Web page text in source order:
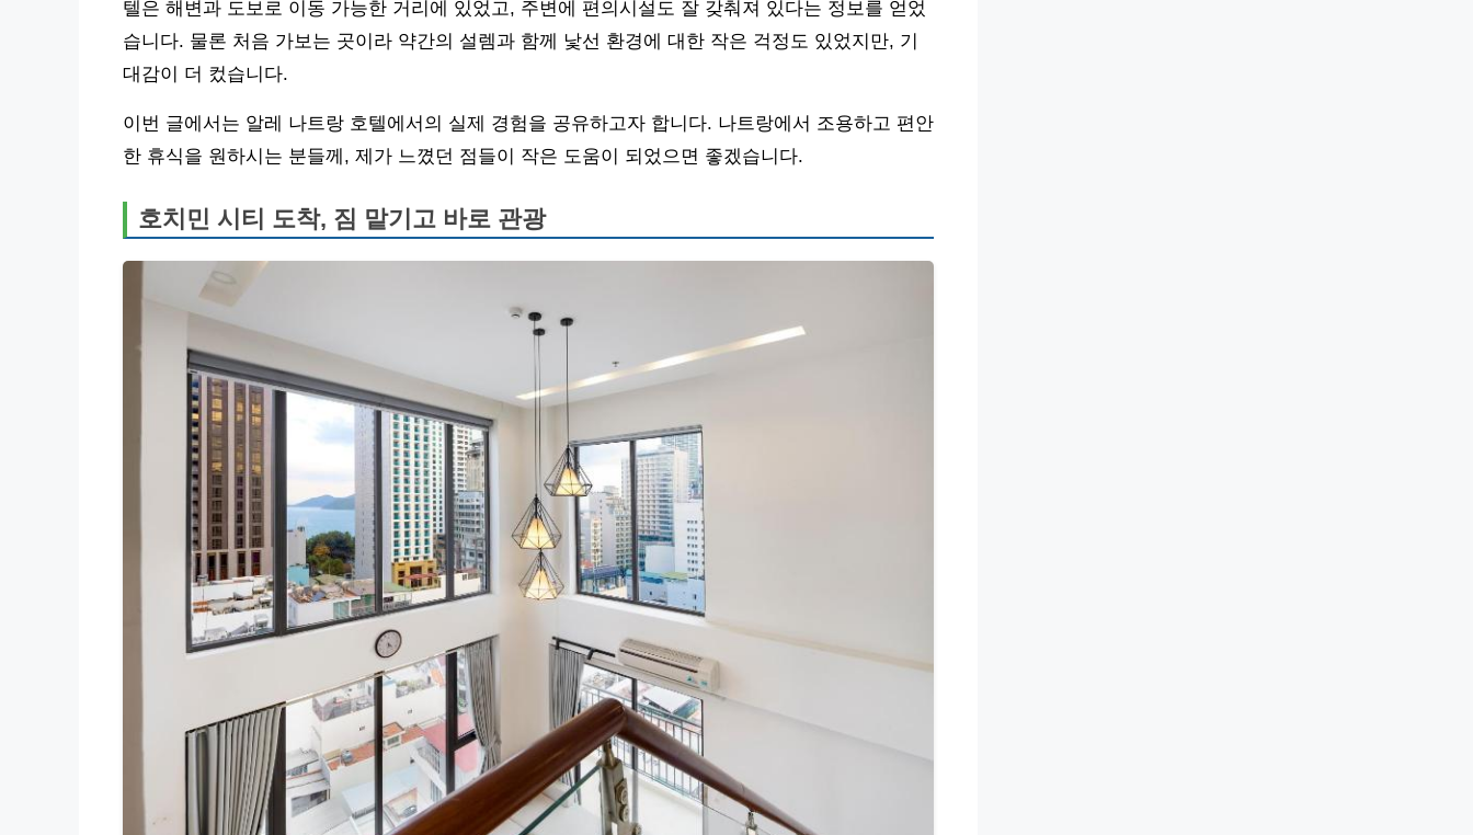
텔은 해변과 도보로 이동 가능한 거리에 있었고, 주변에 편의시설도 잘 갖춰져 있다는 정보를 얻었
습니다. 물론 처음 가보는 곳이라 약간의 설렘과 함께 낯선 환경에 대한 작은 걱정도 있었지만, 기
대감이 더 컸습니다.
이번 글에서는 알레 나트랑 호텔에서의 실제 경험을 공유하고자 합니다. 나트랑에서 조용하고 편안
한 휴식을 원하시는 분들께, 제가 느꼈던 점들이 작은 도움이 되었으면 좋겠습니다.
호치민 시티 도착, 짐 맡기고 바로 관광